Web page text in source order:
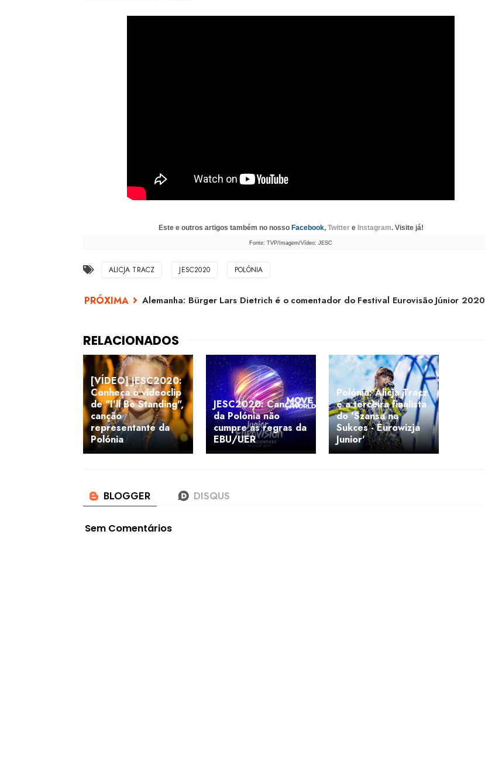
Este e outros artigos também no nosso Facebook, Twittere Instagram. Visite já!
Fonte: TVP/Imagem/Vídeo: JESC
ALICJA TRACZ JESC2020 POLÓNIA
Alemanha: Bürger Lars Dietrich é o comentador do Festival Eurovisão Júnior 2020
[VÍDEO] JESC2020:
Conheça o videoclip
de "I'll Be Standing",
canção
representante da
Polónia
JESC2020: Canção
da Polónia não
cumpre as regras da
EBU/UER
Polónia: Alicja Tracz
é a terceira finalista
do 'Szansa na
Sukces - Eurowizja
Junior'
Sem Comentários